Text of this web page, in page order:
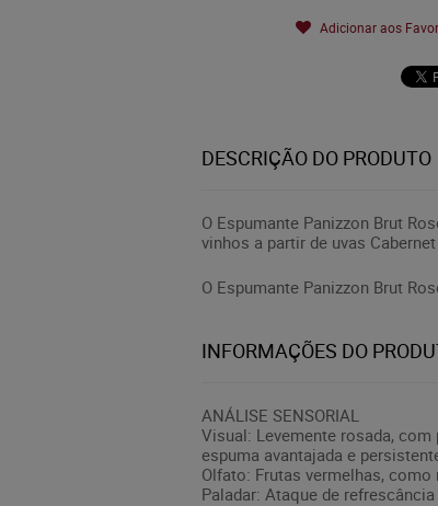
Adicionar aos
DESCRIÇÃO DO PRODUTO
O Espumante Panizzon Brut
vinhos a partir de uvas
O Espumante Panizzon Brut
INFORMAÇÕES DO
ANÁLISE SENSORIAL
Visual: Levemente rosada,
espuma avantajada e
Olfato: Frutas vermelhas,
Paladar: Ataque de